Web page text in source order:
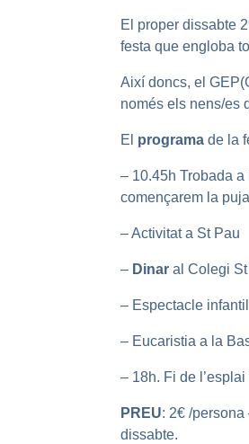
El proper dissabte
festa que engloba
Així doncs, el
només els nens/es
El programa de la
– 10.45h Trobada
començarem la
– Activitat a St Pau
– Dinar al Colegi
– Espectacle
– Eucaristia a la
– 18h. Fi de
PREU: 2€ /
dissabte.